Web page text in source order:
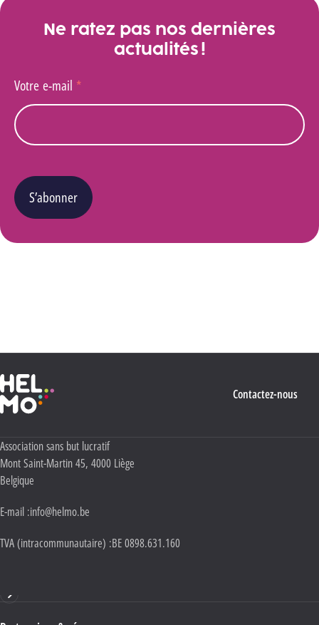
Ne ratez pas nos dernières
actualités !
Votre e-mail *
S’abonner
Haute École Libre Mosane
Contactez-nous
Adresse :
Association sans but lucratif
Mont Saint-Martin 45, 4000 Liège
Belgique
E-mail :info@helmo.be
TVA (intracommunautaire) :BE 0898.631.160